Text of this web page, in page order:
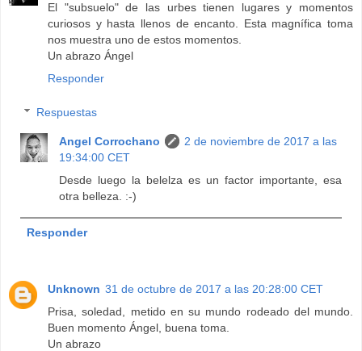
El "subsuelo" de las urbes tienen lugares y momentos
curiosos y hasta llenos de encanto. Esta magnífica toma
nos muestra uno de estos momentos.
Un abrazo Ángel
Responder
Respuestas
Angel Corrochano
2 de noviembre de 2017 a las
19:34:00 CET
Desde luego la belelza es un factor importante, esa
otra belleza. :-)
Responder
Unknown 31 de octubre de 2017 a las 20:28:00 CET
Prisa, soledad, metido en su mundo rodeado del mundo.
Buen momento Ángel, buena toma.
Un abrazo